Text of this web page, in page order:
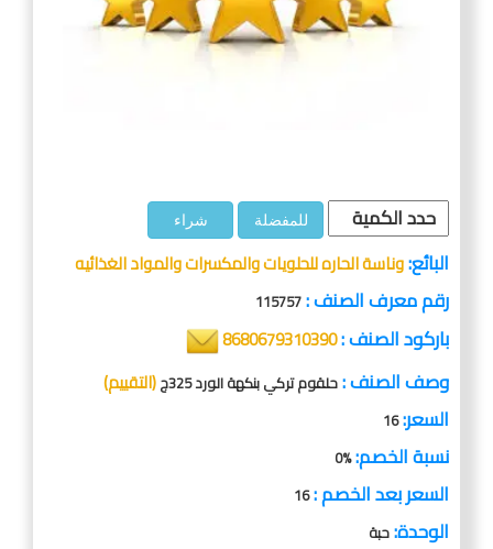
للمفضلة شراء
البائع:وناسة الحاره للحلويات والمكسرات والمواد الغذائيه
رقم معرف الصنف :115757
باركود الصنف :8680679310390
وصف الصنف :حلقوم تركي بنكهة الورد 325ج (التقييم)
السعر:16
نسبة الخصم:%0
السعر بعد الخصم :16
الوحدة:حبة